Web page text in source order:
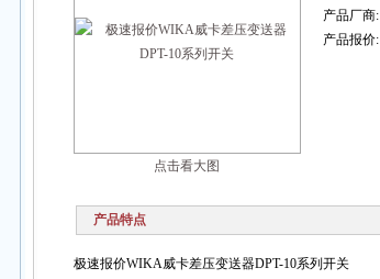
点击看大图
产品厂商:
产品报价:
产品特点
极速报价WIKA威卡差压变送器DPT-10系列开关